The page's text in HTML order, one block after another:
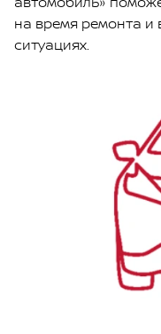
на время ремонта и
ситуациях.